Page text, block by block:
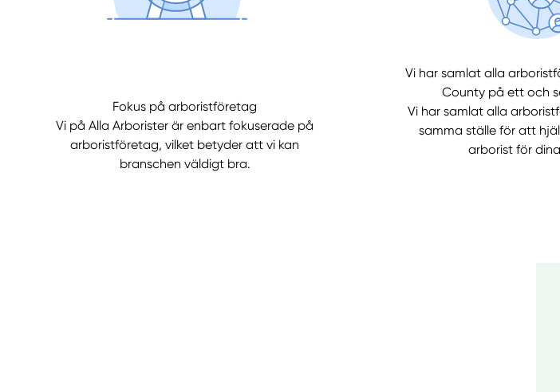
Fokus på arboristföretag
Vi på Alla Arborister är enbart fokuserade på
arboristföretag, vilket betyder att vi kan
branschen väldigt bra.
Vi har samlat alla
County på ett och
Vi har samlat alla
samma ställe för att
arborist för